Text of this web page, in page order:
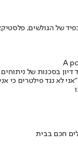
של הגולשים,
A
בסכנות של
לא נגד פילטרים כי
חכם בבית